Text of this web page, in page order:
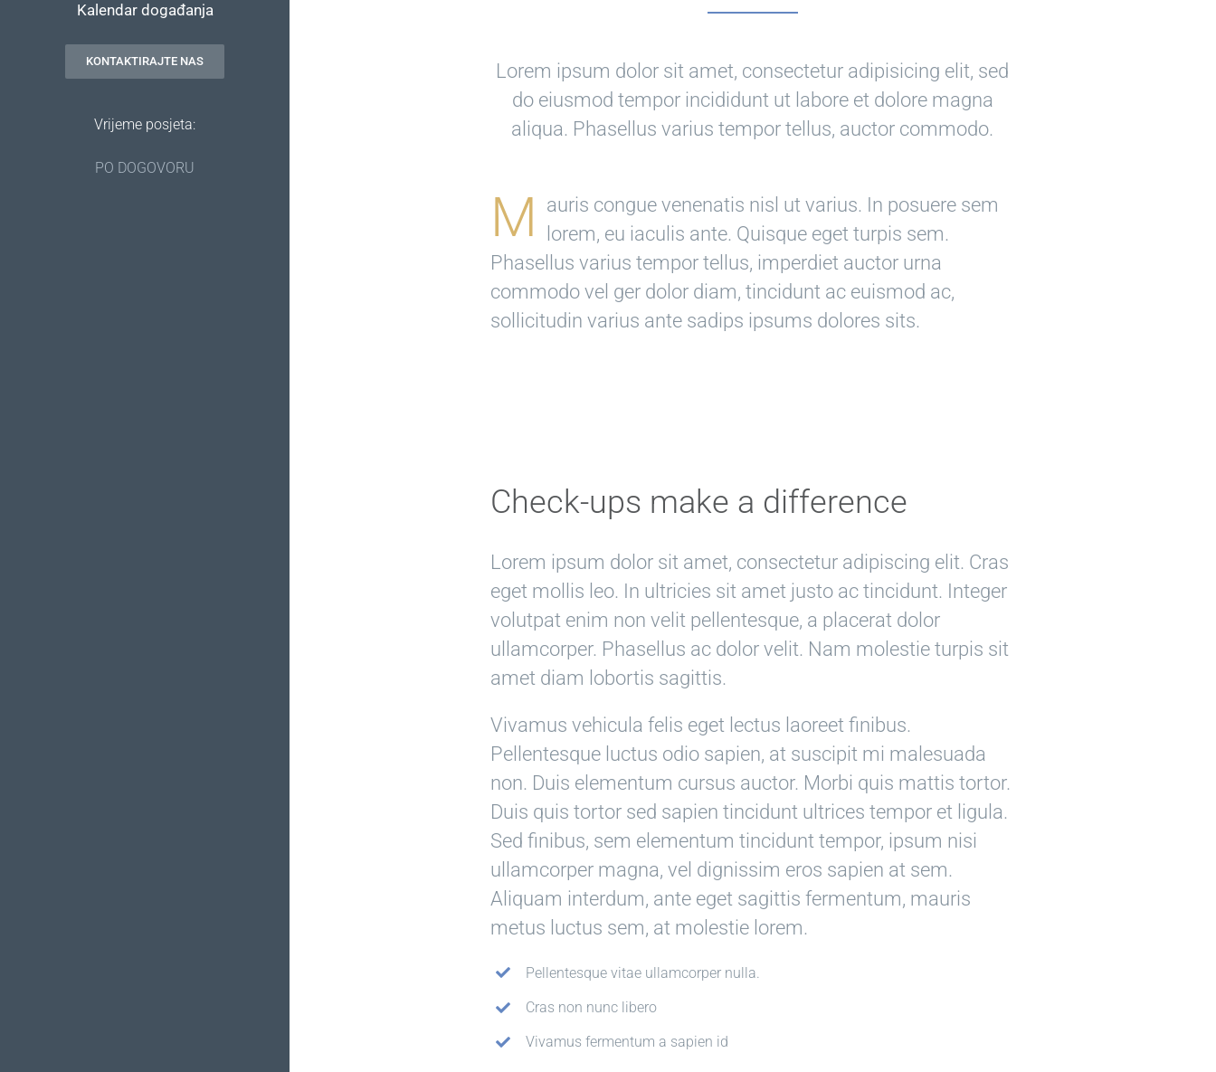
Kalendar događanja
KONTAKTIRAJTE NAS
Vrijeme posjeta:
PO DOGOVORU
Lorem ipsum dolor sit amet, consectetur adipisicing elit, sed
do eiusmod tempor incididunt ut labore et dolore magna
aliqua. Phasellus varius tempor tellus, auctor commodo.
M
auris congue venenatis nisl ut varius. In posuere sem
lorem, eu iaculis ante. Quisque eget turpis sem.
Phasellus varius tempor tellus, imperdiet auctor urna
commodo vel ger dolor diam, tincidunt ac euismod ac,
sollicitudin varius ante sadips ipsums dolores sits.
Check-ups make a difference
Lorem ipsum dolor sit amet, consectetur adipiscing elit. Cras
eget mollis leo. In ultricies sit amet justo ac tincidunt. Integer
volutpat enim non velit pellentesque, a placerat dolor
ullamcorper. Phasellus ac dolor velit. Nam molestie turpis sit
amet diam lobortis sagittis.
Vivamus vehicula felis eget lectus laoreet finibus.
Pellentesque luctus odio sapien, at suscipit mi malesuada
non. Duis elementum cursus auctor. Morbi quis mattis tortor.
Duis quis tortor sed sapien tincidunt ultrices tempor et ligula.
Sed finibus, sem elementum tincidunt tempor, ipsum nisi
ullamcorper magna, vel dignissim eros sapien at sem.
Aliquam interdum, ante eget sagittis fermentum, mauris
metus luctus sem, at molestie lorem.
Pellentesque vitae ullamcorper nulla.
Cras non nunc libero
Vivamus fermentum a sapien id